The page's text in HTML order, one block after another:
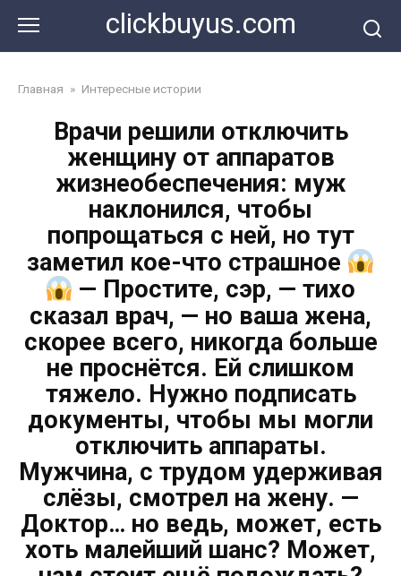
контенту
clickbuyus.com
Главная » Интересные истории
Врачи решили отключить
женщину от аппаратов
жизнеобеспечения: муж
наклонился, чтобы
попрощаться с ней, но тут
заметил кое-что страшное
— Простите, сэр, — тихо
сказал врач, — но ваша жена,
скорее всего, никогда больше
не проснётся. Ей слишком
тяжело. Нужно подписать
документы, чтобы мы могли
отключить аппараты.
Мужчина, с трудом удерживая
слёзы, смотрел на жену. —
Доктор… но ведь, может, есть
хоть малейший шанс? Может,